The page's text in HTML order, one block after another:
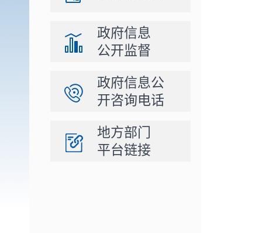
政府信息
公开监督
政府信息公
开咨询电话
地方部门
平台链接